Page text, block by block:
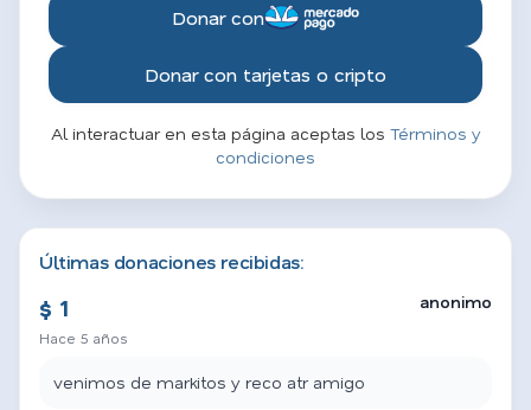
Donar con
Donar con tarjetas o cripto
Al interactuar en esta página aceptas los Términos y
condiciones
Últimas donaciones recibidas:
$ 1
Hace 5 años
anonimo
venimos de markitos y reco atr amigo